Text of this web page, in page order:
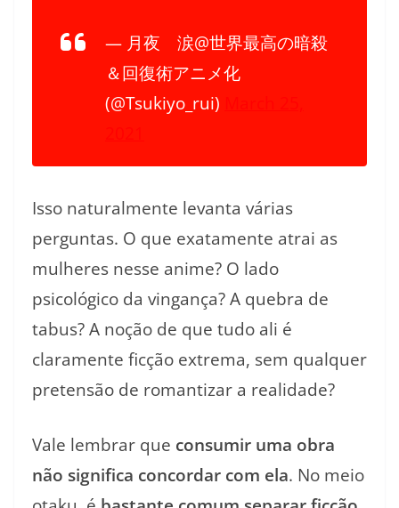
— 月夜 涙@世界最高の暗殺
＆回復術アニメ化
(@Tsukiyo_rui)
Isso naturalmente levanta várias
perguntas. O que exatamente atrai as
mulheres nesse anime? O lado
psicológico da vingança? A quebra de
tabus? A noção de que tudo ali é
claramente ficção extrema, sem qualquer
pretensão de romantizar a realidade?
Vale lembrar que consumir uma obra
não significa concordar com ela. No meio